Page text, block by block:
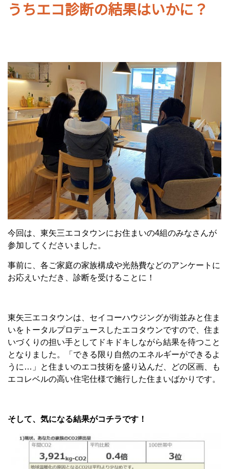
うちエコ診断の結果はいかに？
今回は、東矢三エコタウンにお住まいの4組のみなさんが
参加してくださいました。
事前に、各ご家庭の家族構成や光熱費などのアンケートに
お応えいただき、診断を受けることに！
東矢三エコタウンは、セイコーハウジングが街並みと住ま
いをトータルプロデュースしたエコタウンですので、住ま
いづくりの担い手としてドキドキしながら結果を待つこと
となりました。「できる限り自然のエネルギーができるよ
うに…」と住まいのエコ技術を盛り込んだ、どの区画、も
エコレベルの高い住宅仕様で施行した住まいばかりです。
そして、気になる結果がコチラです！